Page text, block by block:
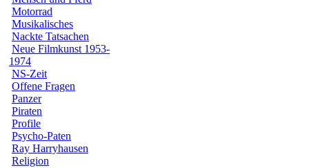
Motorrad
Musikalisches
Nackte Tatsachen
Neue Filmkunst 1953-
1974
NS-Zeit
Offene Fragen
Panzer
Piraten
Profile
Psycho-Paten
Ray Harryhausen
Religion